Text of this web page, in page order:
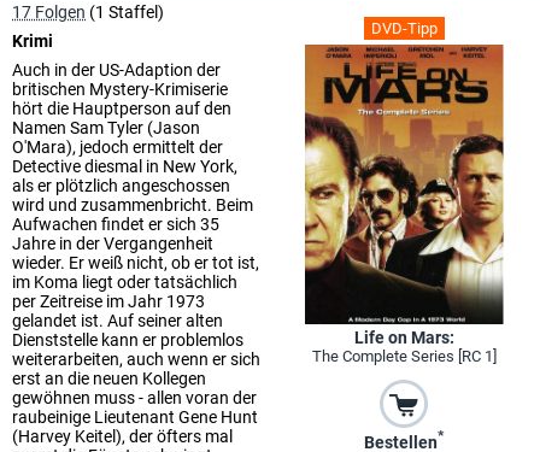
DVD-Tipp
Life on Mars:
The Complete Series [RC 1]
Bestellen*
17 Folgen (1 Staffel)
Krimi
Auch in der US-Adaption der
britischen Mystery-Krimiserie
hört die Hauptperson auf den
Namen Sam Tyler (Jason
O'Mara), jedoch ermittelt der
Detective diesmal in New York,
als er plötzlich angeschossen
wird und zusammenbricht. Beim
Aufwachen findet er sich 35
Jahre in der Vergangenheit
wieder. Er weiß nicht, ob er tot ist,
im Koma liegt oder tatsächlich
per Zeitreise im Jahr 1973
gelandet ist. Auf seiner alten
Dienststelle kann er problemlos
weiterarbeiten, auch wenn er sich
erst an die neuen Kollegen
gewöhnen muss - allen voran der
raubeinige Lieutenant Gene Hunt
(Harvey Keitel), der öfters mal